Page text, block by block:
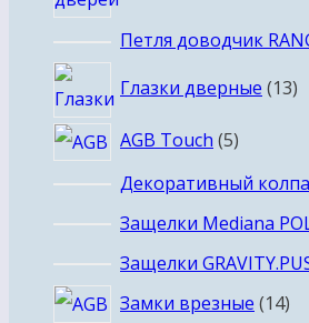
Петля доводчик
Глазки дверные 1313
AGB Touch 55
товаров
Декоративный
Защелки Mediana
Защелки
Замки врезные 1414